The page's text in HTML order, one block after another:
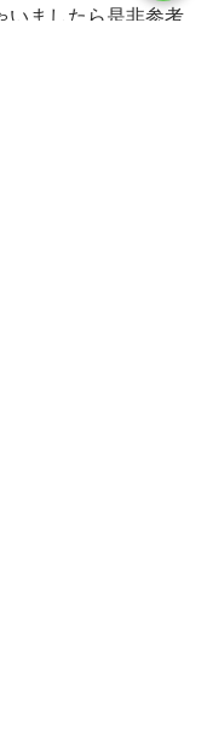
いましたら是非参考